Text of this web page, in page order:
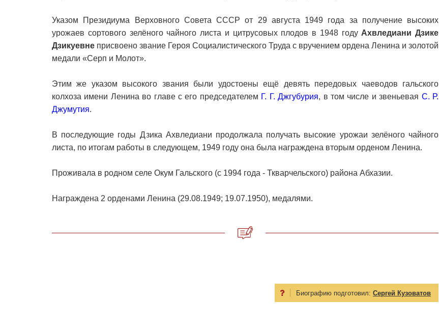
Указом Президиума Верховного Совета СССР от 29 августа 1949 года за получение высоких
урожаев сортового зелёного чайного листа и цитрусовых плодов в 1948 году Ахвледиани Дзике
Дзикуевне присвоено звание Героя Социалистического Труда с вручением ордена Ленина и золотой
медали «Серп и Молот».
Этим же указом высокого звания были удостоены ещё девять передовых чаеводов гальского
колхоза имени Ленина во главе с его председателем Г. Г. Джгубурия, в том числе и звеньевая С. Р.
Джумутия.
В последующие годы Дзика Ахвледиани продолжала получать высокие урожаи зелёного чайного
листа, по итогам работы в следующем, 1949 году она была награждена вторым орденом Ленина.
Проживала в родном селе Окум Гальского (с 1994 года - Ткварчельского) района Абхазии.
Награждена 2 орденами Ленина (29.08.1949; 19.07.1950), медалями.
Биографию подготовил: Сергей Кузоватов